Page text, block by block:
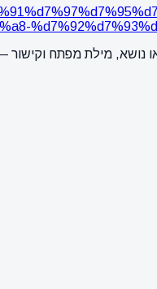
נושא, מילת מפתח וקישור